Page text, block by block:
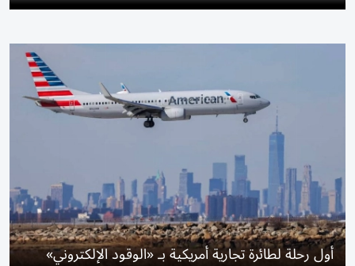
أول رحلة لطائرة تجارية أمريكية بـ «الوقود الإلكتروني»